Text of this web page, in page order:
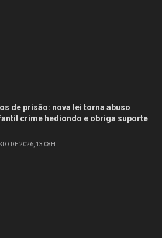
de prisão: nova lei torna abuso
crime hediondo e obriga suporte
DE 2026, 13:08H